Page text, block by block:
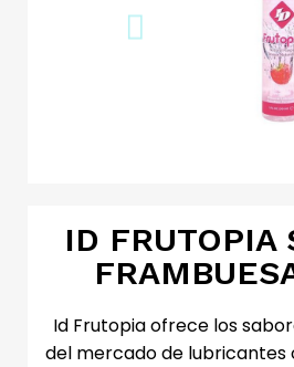
ID FRUTOPIA
Id Frutopia ofrece los
del mercado de lubricantes